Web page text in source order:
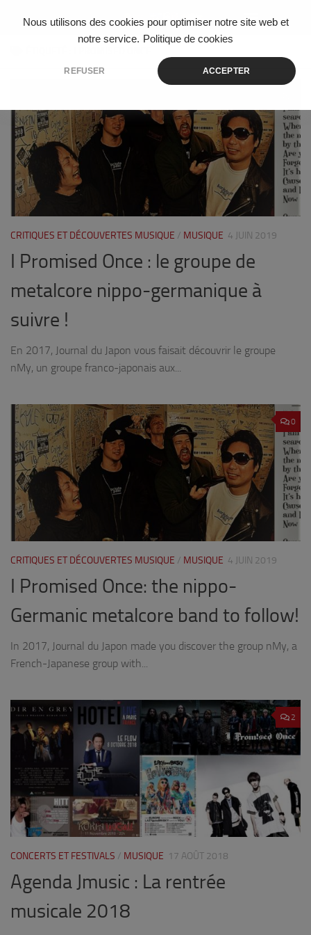
Nous utilisons des cookies pour optimiser notre site web et
notre service. Politique de cookies
REFUSER ACCEPTER
Skip to content
CRITIQUES ET DÉCOUVERTES MUSIQUE / MUSIQUE 4 JUIN 2019
I Promised Once : le groupe de
metalcore nippo-germanique à
suivre !
En 2017, Journal du Japon vous faisait découvrir le groupe
nMy, un groupe franco-japonais aux...
0
CRITIQUES ET DÉCOUVERTES MUSIQUE / MUSIQUE 4 JUIN 2019
I Promised Once: the nippo-
Germanic metalcore band to follow!
In 2017, Journal du Japon made you discover the group nMy, a
French-Japanese group with...
2
CONCERTS ET FESTIVALS / MUSIQUE 17 AOÛT 2018
Agenda Jmusic : La rentrée
musicale 2018